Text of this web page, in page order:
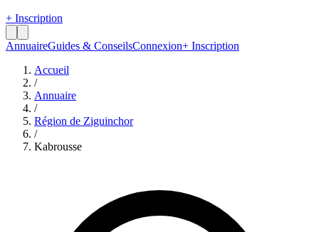
+ Inscription
AnnuaireGuides & ConseilsConnexion+ Inscription
Accueil
/
Annuaire
/
Région de Ziguinchor
/
Kabrousse